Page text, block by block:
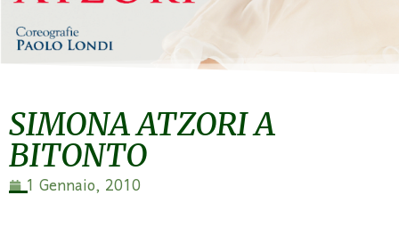
SIMONA ATZORI A
BITONTO
1 Gennaio, 2010